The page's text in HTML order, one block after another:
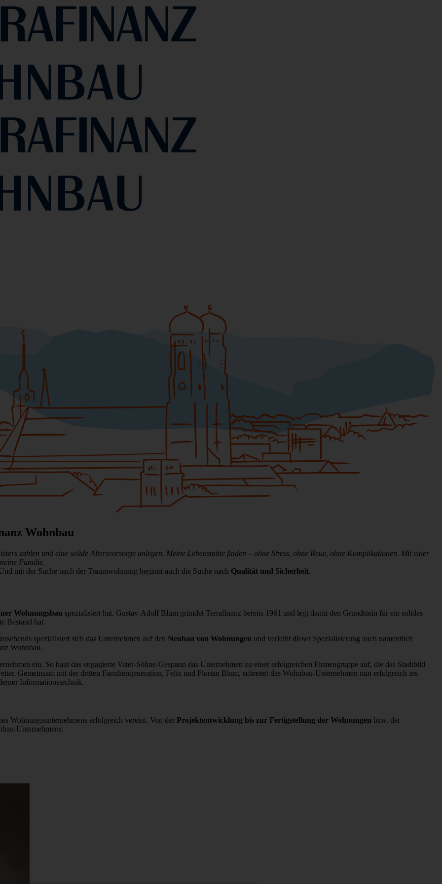
Wohnbau
zahlen und eine solide Altersvorsorge anlegen. Meine Lebensmitte finden – ohne Stress, ohne Reue, ohne Komplikationen. Mit einer
Familie.
mit der Suche nach der Traumwohnung beginnt auch die Suche nach Qualität und Sicherheit.
Wohnungsbau spezialisiert hat. Gustav-Adolf Blum gründet Terrafinanz bereits 1961 und legt damit den Grundstein für ein solides
Bestand hat.
spezialisiert sich das Unternehmen auf den Neubau von Wohnungen und verleiht dieser Spezialisierung auch namentlich
Wohnbau.
ein. So baut das engagierte Vater-Söhne-Gespann das Unternehmen zu einer erfolgreichen Firmengruppe auf, die das Stadtbild
Gemeinsam mit der dritten Familiengeneration, Felix und Florian Blum, schreitet das Wohnbau-Unternehmen nun erfolgreich ins
Informationstechnik.
Wohnungsunternehmens erfolgreich vereint. Von der Projektentwicklung bis zur Fertigstellung der Wohnungen bzw. der
Unternehmens.